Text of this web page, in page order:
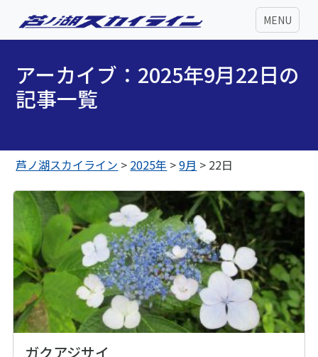
MENU
アーカイブ：2025年9月22日の
記事一覧
芦ノ湖スカイライン > 2025年 >9月 > 22日
ガクアジサイ